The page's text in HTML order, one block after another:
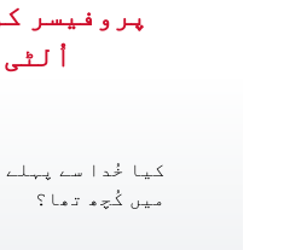
کیا خُدا سے
میں کُچھ تھا؟